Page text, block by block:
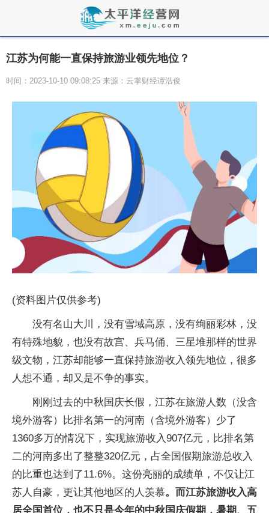
江苏为何能一直保持旅游业领先地位？
时间：2023-10-10 09:08:25 来源：云掌财经谭浩俊
(资料图片仅供参考)
没有名山大川，没有雪域高原，没有绚丽彩林，没
有特殊地貌，也没有故宫、兵马俑、三星堆那样的世界
级文物，江苏却能够一直保持旅游收入领先地位，很多
人想不通，却又是不争的事实。
刚刚过去的中秋国庆长假，江苏在旅游人数（没含
境外游客）比排名第一的河南（含境外游客）少了
1360多万的情况下，实现旅游收入907亿元，比排名第
二的河南多出了整整320亿元，占全国假期旅游总收入
的比重也达到了11.6%。这份亮丽的成绩单，不仅让江
苏人自豪，更让其他地区的人羡慕。而江苏旅游收入高
居全国首位，也不只是今年的中秋国庆假期，暑期、五